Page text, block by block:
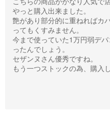
やっと購入出来ました。
艶があり部分的に重ねればカ
ってもくすみません。
今まで使っていた1万円弱デ
ったんでしょう。
セザンヌさん優秀ですね。
もう一つストックの為、購入